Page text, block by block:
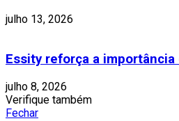
julho 13, 2026
Essity reforça a
julho 8, 2026
Verifique também
Fechar